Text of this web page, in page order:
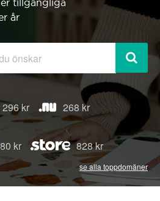
tillgängliga
år
296 kr 268 kr
kr 828 kr
se alla toppdomäner